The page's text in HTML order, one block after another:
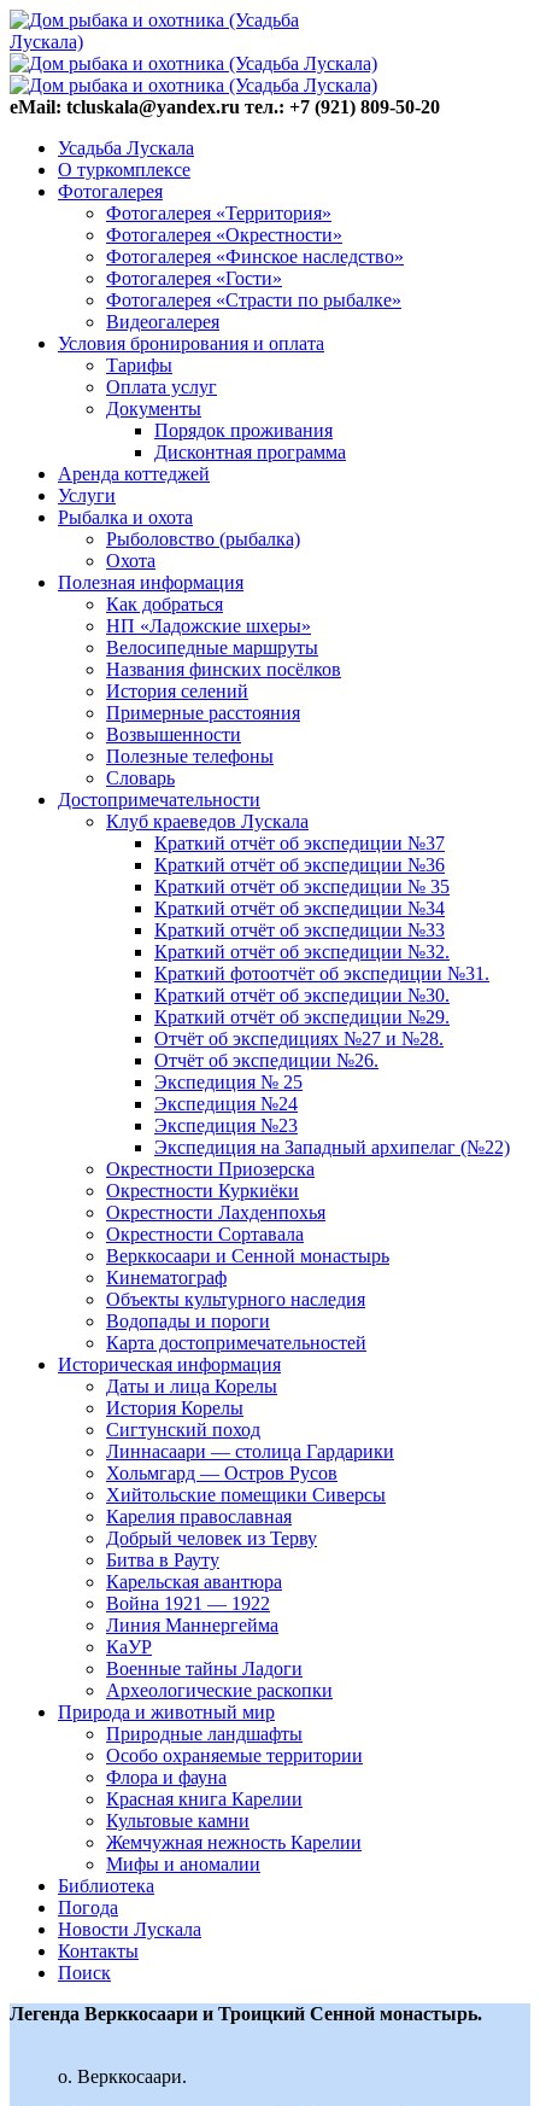
eMail: tcluskala@yandex.ru тел.: +7 (921) 809-50-20
Усадьба Лускала
О туркомплексе
Фотогалерея
Фотогалерея «Территория»
Фотогалерея «Окрестности»
Фотогалерея «Финское наследство»
Фотогалерея «Гости»
Фотогалерея «Страсти по рыбалке»
Видеогалерея
Условия бронирования и оплата
Тарифы
Оплата услуг
Документы
Порядок проживания
Дисконтная программа
Аренда коттеджей
Услуги
Рыбалка и охота
Рыболовство (рыбалка)
Охота
Полезная информация
Как добраться
НП «Ладожские шхеры»
Велосипедные маршруты
Названия финских посёлков
История селений
Примерные расстояния
Возвышенности
Полезные телефоны
Словарь
Достопримечательности
Клуб краеведов Лускала
Краткий отчёт об экспедиции №37
Краткий отчёт об экспедиции №36
Краткий отчёт об экспедиции № 35
Краткий отчёт об экспедиции №34
Краткий отчёт об экспедиции №33
Краткий отчёт об экспедиции №32.
Краткий фотоотчёт об экспедиции №31.
Краткий отчёт об экспедиции №30.
Краткий отчёт об экспедиции №29.
Отчёт об экспедициях №27 и №28.
Отчёт об экспедиции №26.
Экспедиция № 25
Экспедиция №24
Экспедиция №23
Экспедиция на Западный архипелаг (№22)
Окрестности Приозерска
Окрестности Куркиёки
Окрестности Лахденпохья
Окрестности Сортавала
Верккосаари и Сенной монастырь
Кинематограф
Объекты культурного наследия
Водопады и пороги
Карта достопримечательностей
Историческая информация
Даты и лица Корелы
История Корелы
Сигтунский поход
Линнасаари — столица Гардарики
Хольмгард — Остров Русов
Хийтольские помещики Сиверсы
Карелия православная
Добрый человек из Терву
Битва в Рауту
Карельская авантюра
Война 1921 — 1922
Линия Маннергейма
КаУР
Военные тайны Ладоги
Археологические раскопки
Природа и животный мир
Природные ландшафты
Особо охраняемые территории
Флора и фауна
Красная книга Карелии
Культовые камни
Жемчужная нежность Карелии
Мифы и аномалии
Библиотека
Погода
Новости Лускала
Контакты
Поиск
Легенда Верккосаари и Троицкий Сенной монастырь.
о. Верккосаари.